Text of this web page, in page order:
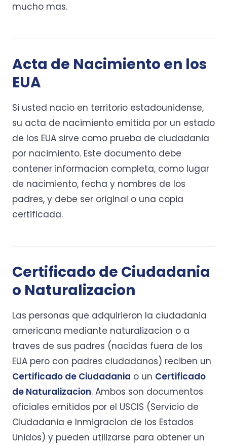
mucho mas.
Acta de Nacimiento en los
EUA
Si usted nacio en territorio estadounidense,
su acta de nacimiento emitida por un estado
de los EUA sirve como prueba de ciudadania
por nacimiento. Este documento debe
contener informacion completa, como lugar
de nacimiento, fecha y nombres de los
padres, y debe ser original o una copia
certificada.
Certificado de Ciudadania
o Naturalizacion
Las personas que adquirieron la ciudadania
americana mediante naturalizacion o a
traves de sus padres (nacidas fuera de los
EUA pero con padres ciudadanos) reciben un
Certificado de Ciudadania o un Certificado
de Naturalizacion. Ambos son documentos
oficiales emitidos por el USCIS (Servicio de
Ciudadania e Inmigracion de los Estados
Unidos) y pueden utilizarse para obtener un